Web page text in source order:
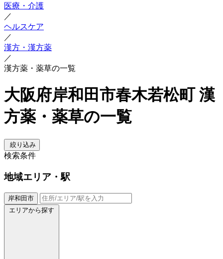
医療・介護
／
ヘルスケア
／
漢方・漢方薬
／
漢方薬・薬草の一覧
大阪府岸和田市春木若松町 漢
方薬・薬草の一覧
絞り込み
検索条件
地域エリア・駅
岸和田市
エリアから探す